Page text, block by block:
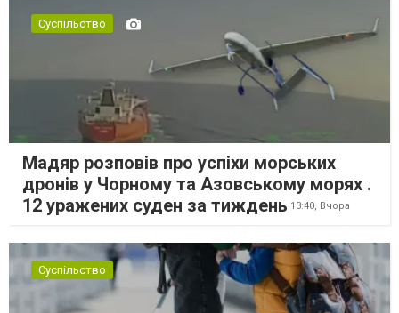
Суспільство
Мадяр розповів про успіхи морських
дронів у Чорному та Азовському морях .
12 уражених суден за тиждень 13:40, Вчора
Суспільство